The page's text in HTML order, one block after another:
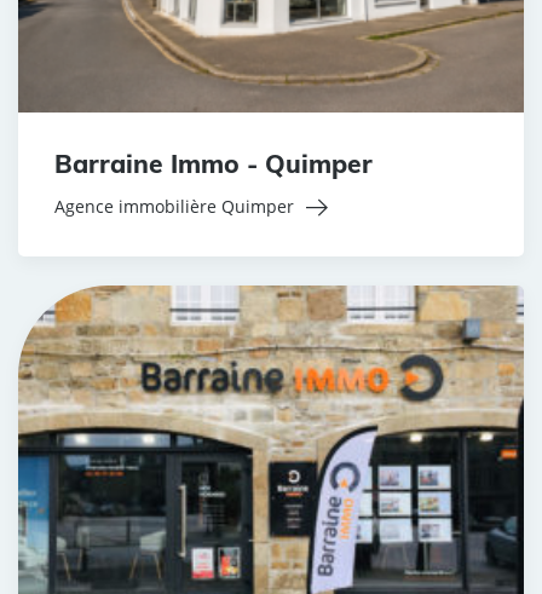
Barraine Immo - Quimper
Agence immobilière Quimper